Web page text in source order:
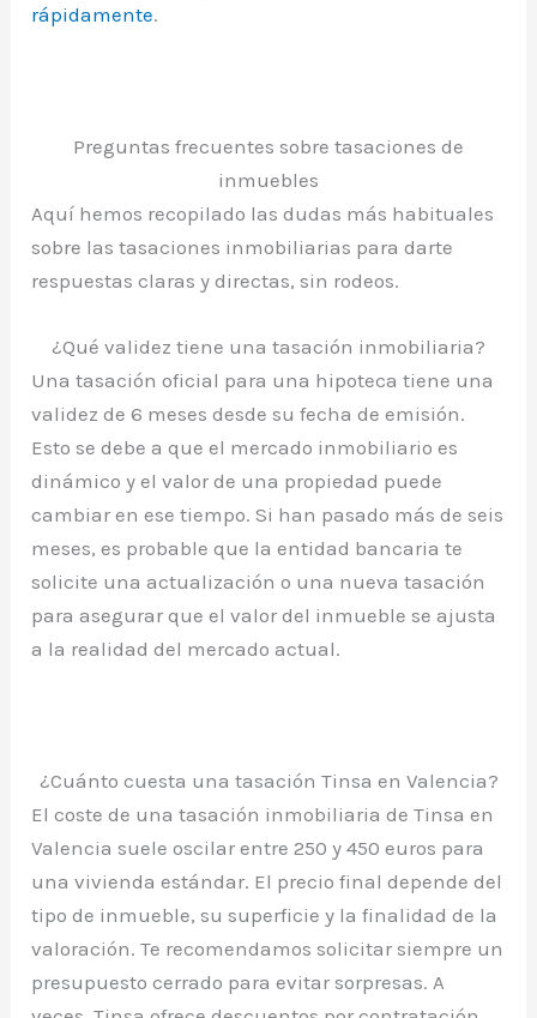
rápidamente.
Preguntas frecuentes sobre tasaciones de
inmuebles
Aquí hemos recopilado las dudas más habituales
sobre las tasaciones inmobiliarias para darte
respuestas claras y directas, sin rodeos.
¿Qué validez tiene una tasación inmobiliaria?
Una tasación oficial para una hipoteca tiene una
validez de 6 meses desde su fecha de emisión.
Esto se debe a que el mercado inmobiliario es
dinámico y el valor de una propiedad puede
cambiar en ese tiempo. Si han pasado más de seis
meses, es probable que la entidad bancaria te
solicite una actualización o una nueva tasación
para asegurar que el valor del inmueble se ajusta
a la realidad del mercado actual.
¿Cuánto cuesta una tasación Tinsa en Valencia?
El coste de una tasación inmobiliaria de Tinsa en
Valencia suele oscilar entre 250 y 450 euros para
una vivienda estándar. El precio final depende del
tipo de inmueble, su superficie y la finalidad de la
valoración. Te recomendamos solicitar siempre un
presupuesto cerrado para evitar sorpresas. A